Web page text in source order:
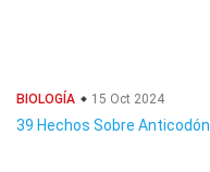
BIOLOGÍA 15 Oct 2024
39 Hechos Sobre Anticodón